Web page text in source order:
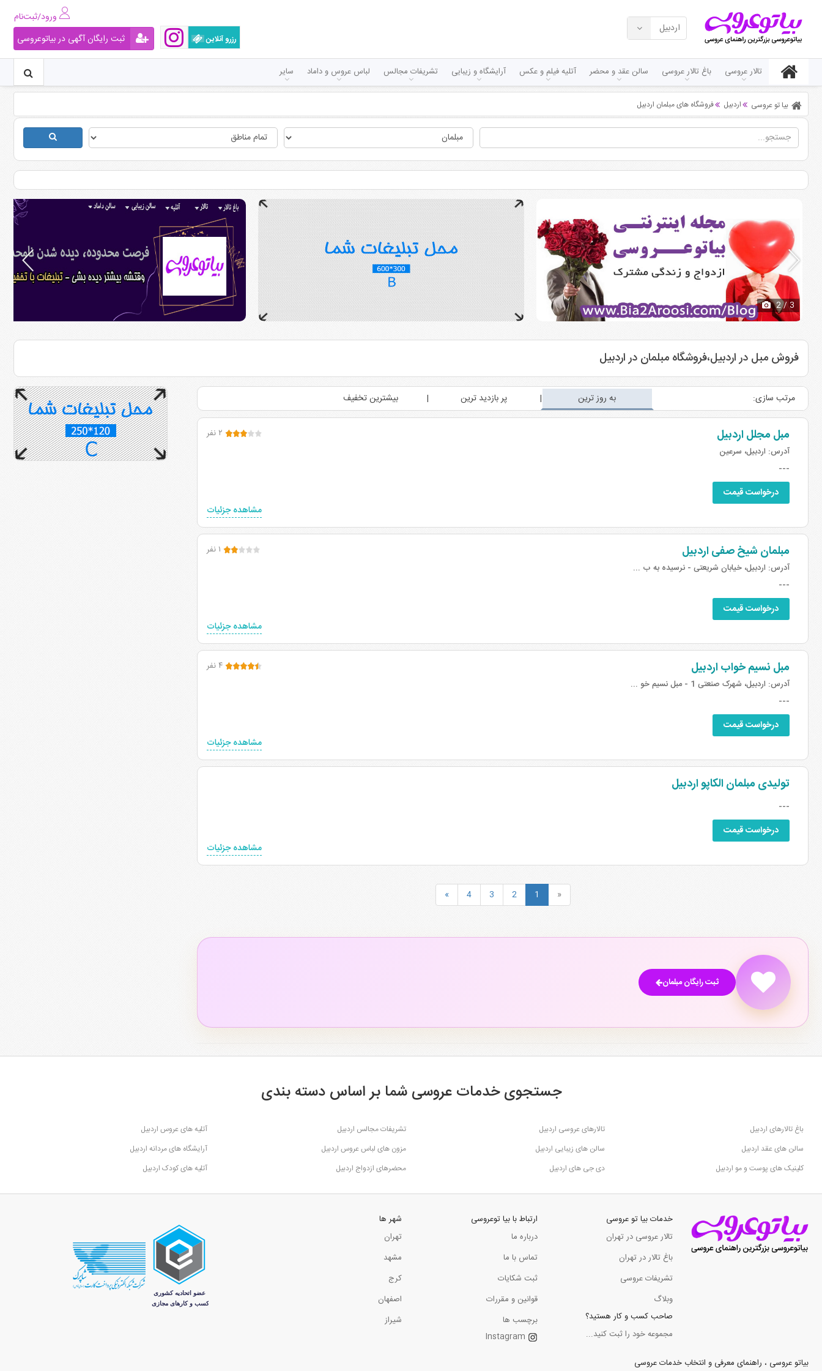
اردبیل
رزرو آنلاین
ثبت رایگان آگهی در بیاتوعروسی
تالار عروسی باغ تالار عروسی سالن عقد و محضر آتلیه فیلم و عکس آرایشگاه و زیبایی تشریفات مجالس لباس عروس و داماد سایر
بیا تو عروسی اردبیل فروشگاه های مبلمان اردبیل
2/ 3
فروش مبل در اردبیل،فروشگاه مبلمان در اردبیل
مرتب سازی: به روز ترین پر بازدید ترین بیشترین تخفیف
مبل مجلل اردبیل
۲ نفر
آدرس: اردبیل، سرعین
---
درخواست قیمت
مشاهده جزئیات
مبلمان شیخ صفی اردبیل
۱ نفر
آدرس: اردبیل، خیابان شریعتی - نرسیده به ب ...
---
درخواست قیمت
مشاهده جزئیات
مبل نسیم خواب اردبیل
۴ نفر
آدرس: اردبیل، شهرک صنعتی 1 - مبل نسیم خو ...
---
درخواست قیمت
مشاهده جزئیات
تولیدی مبلمان الکاپو اردبیل
---
درخواست قیمت
مشاهده جزئیات
«
1
2
3
4
»
ثبت رایگان مبلمان
جستجوی خدمات عروسی شما بر اساس دسته بندی
باغ تالارهای اردبیل تالارهای عروسی اردبیل تشریفات مجالس اردبیل
آتلیه های عروس اردبیل
سالن های عقد اردبیل
سالن های زیبایی اردبیل مزون های لباس عروس اردبیل
آرایشگاه های مردانه اردبیل
کلینیک های پوست و مو اردبیل
دی جی های اردبیل محضرهای ازدواج اردبیل آتلیه های کودک اردبیل
خدمات بیا تو عروسی
تالار عروسی در تهران
باغ تالار در تهران
تشریفات عروسی
وبلاگ
صاحب کسب و کار هستید؟
مجموعه خود را ثبت کنید...
ارتباط با بیا توعروسی
درباره ما
تماس با ما
ثبت شکایات
قوانین و مقررات
برچسب ها
Instagram
شهر ها
تهران
مشهد
کرج
اصفهان
شیراز
بیاتو عروسی ، راهنمای معرفی و انتخاب خدمات عروسی